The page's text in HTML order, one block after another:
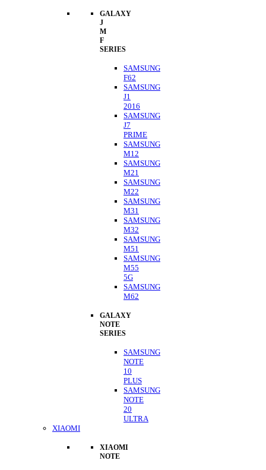
GALAXY
J
M
F
SERIES
SAMSUNG
F62
SAMSUNG
J1
2016
SAMSUNG
J7
PRIME
SAMSUNG
M12
SAMSUNG
M21
SAMSUNG
M22
SAMSUNG
M31
SAMSUNG
M32
SAMSUNG
M51
SAMSUNG
M55
5G
SAMSUNG
M62
GALAXY
NOTE
SERIES
SAMSUNG
NOTE
10
PLUS
SAMSUNG
NOTE
20
ULTRA
XIAOMI
XIAOMI
NOTE